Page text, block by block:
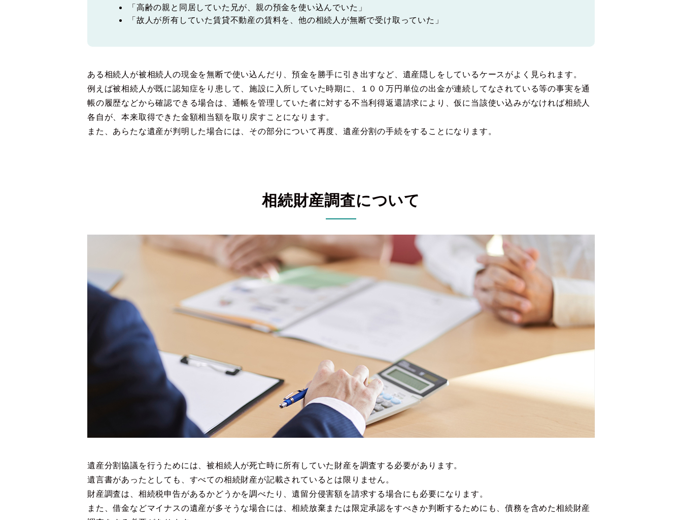
「高齢の親と同居していた兄が、親の預金を使い込んでいた」
「故人が所有していた賃貸不動産の賃料を、他の相続人が無断で受け取っていた」
ある相続人が被相続人の現金を無断で使い込んだり、預金を勝手に引き出すなど、遺産隠しをしているケースがよく見られます。
例えば被相続人が既に認知症をり患して、施設に入所していた時期に、１００万円単位の出金が連続してなされている等の事実を通
帳の履歴などから確認できる場合は、通帳を管理していた者に対する不当利得返還請求により、仮に当該使い込みがなければ相続人
各自が、本来取得できた金額相当額を取り戻すことになります。
また、あらたな遺産が判明した場合には、その部分について再度、遺産分割の手続をすることになります。
相続財産調査について
遺産分割協議を行うためには、被相続人が死亡時に所有していた財産を調査する必要があります。
遺言書があったとしても、すべての相続財産が記載されているとは限りません。
財産調査は、相続税申告があるかどうかを調べたり、遺留分侵害額を請求する場合にも必要になります。
また、借金などマイナスの遺産が多そうな場合には、相続放棄または限定承認をすべきか判断するためにも、債務を含めた相続財産